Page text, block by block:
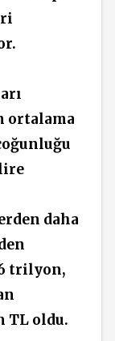
ortalama
daha
trilyon,
TL oldu.